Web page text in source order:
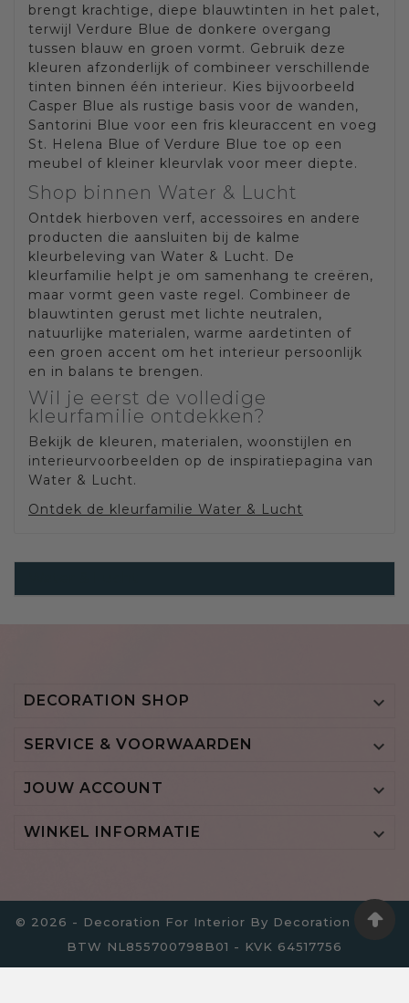
brengt krachtige, diepe blauwtinten in het palet,
terwijl Verdure Blue de donkere overgang
tussen blauw en groen vormt. Gebruik deze
kleuren afzonderlijk of combineer verschillende
tinten binnen één interieur. Kies bijvoorbeeld
Casper Blue als rustige basis voor de wanden,
Santorini Blue voor een fris kleuraccent en voeg
St. Helena Blue of Verdure Blue toe op een
meubel of kleiner kleurvlak voor meer diepte.
Shop binnen Water & Lucht
Ontdek hierboven verf, accessoires en andere
producten die aansluiten bij de kalme
kleurbeleving van Water & Lucht. De
kleurfamilie helpt je om samenhang te creëren,
maar vormt geen vaste regel. Combineer de
blauwtinten gerust met lichte neutralen,
natuurlijke materialen, warme aardetinten of
een groen accent om het interieur persoonlijk
en in balans te brengen.
Wil je eerst de volledige
kleurfamilie ontdekken?
Bekijk de kleuren, materialen, woonstijlen en
interieurvoorbeelden op de inspiratiepagina van
Water & Lucht.
Ontdek de kleurfamilie Water & Lucht
DECORATION SHOP 
SERVICE & VOORWAARDEN 
JOUW ACCOUNT 
WINKEL INFORMATIE 
© 2026 - Decoration For Interior By Decoration B.V. -
BTW NL855700798B01 - KVK 64517756